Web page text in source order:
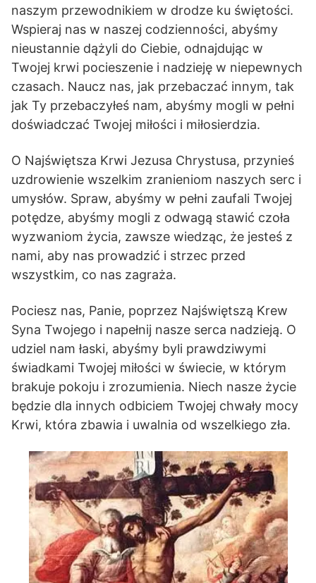
naszym przewodnikiem w drodze ku świętości.
Wspieraj nas w naszej codzienności, abyśmy
nieustannie dążyli do Ciebie, odnajdując w
Twojej krwi pocieszenie i nadzieję w niepewnych
czasach. Naucz nas, jak przebaczać innym, tak
jak Ty przebaczyłeś nam, abyśmy mogli w pełni
doświadczać Twojej miłości i miłosierdzia.
O Najświętsza Krwi Jezusa Chrystusa, przynieś
uzdrowienie wszelkim zranieniom naszych serc i
umysłów. Spraw, abyśmy w pełni zaufali Twojej
potędze, abyśmy mogli z odwagą stawić czoła
wyzwaniom życia, zawsze wiedząc, że jesteś z
nami, aby nas prowadzić i strzec przed
wszystkim, co nas zagraża.
Pociesz nas, Panie, poprzez Najświętszą Krew
Syna Twojego i napełnij nasze serca nadzieją. O
udziel nam łaski, abyśmy byli prawdziwymi
świadkami Twojej miłości w świecie, w którym
brakuje pokoju i zrozumienia. Niech nasze życie
będzie dla innych odbiciem Twojej chwały mocy
Krwi, która zbawia i uwalnia od wszelkiego zła.